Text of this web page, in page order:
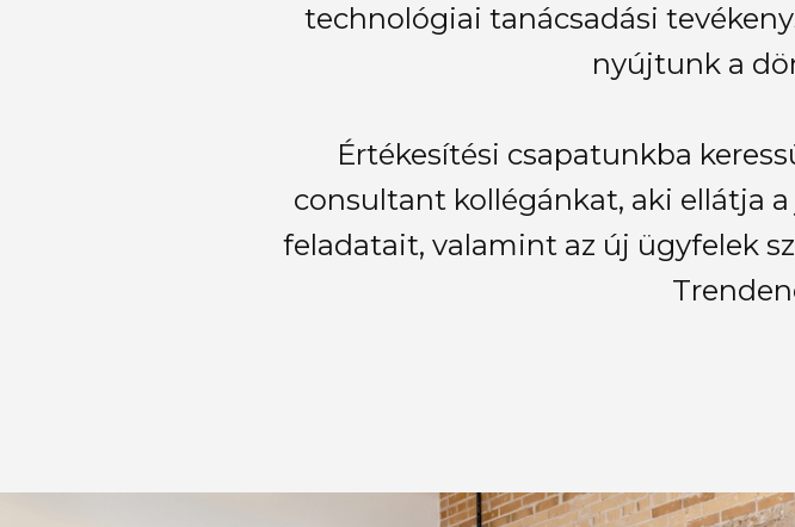
technológiai tanácsadási
nyújtunk a
Értékesítési csapatunkba
consultant kollégánkat, aki ellátja
feladatait, valamint az új ügyfelek